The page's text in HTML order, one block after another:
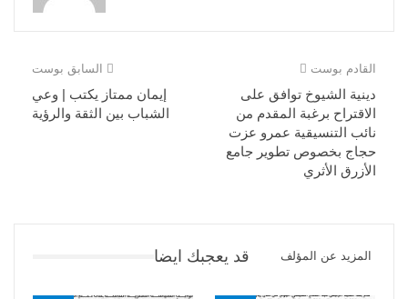
السابق بوست
إيمان ممتاز يكتب | وعي
الشباب بين الثقة والرؤية
القادم بوست
دينية الشيوخ توافق على
الاقتراح برغبة المقدم من
نائب التنسيقية عمرو عزت
حجاج بخصوص تطوير جامع
الأزرق الأثري
قد يعجبك ايضا المزيد عن المؤلف